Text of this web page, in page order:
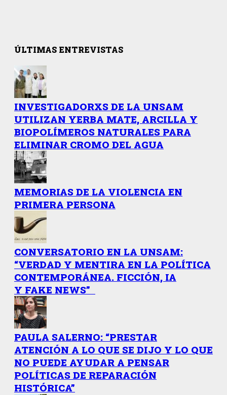
ÚLTIMAS ENTREVISTAS
INVESTIGADORXS DE LA UNSAM
UTILIZAN YERBA MATE, ARCILLA Y
BIOPOLÍMEROS NATURALES PARA
ELIMINAR CROMO DEL AGUA
MEMORIAS DE LA VIOLENCIA EN
PRIMERA PERSONA
CONVERSATORIO EN LA UNSAM:
“VERDAD Y MENTIRA EN LA POLÍTICA
CONTEMPORÁNEA. FICCIÓN, IA
Y FAKE NEWS”
PAULA SALERNO: “PRESTAR
ATENCIÓN A LO QUE SE DIJO Y LO QUE
NO PUEDE AYUDAR A PENSAR
POLÍTICAS DE REPARACIÓN
HISTÓRICA”